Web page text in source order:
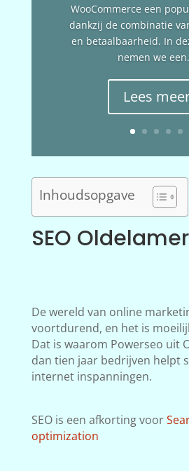
WooCommerce een
dankzij de combinatie
en betaalbaarheid. In
nemen we
Lees
Inhoudsopgave
SEO Oldelamer
De wereld van online
voortdurend, en het is
Dat is waarom Powerseo uit
dan tien jaar bedrijven helpt
internet inspanningen.
SEO is een afkorting voor
optimization